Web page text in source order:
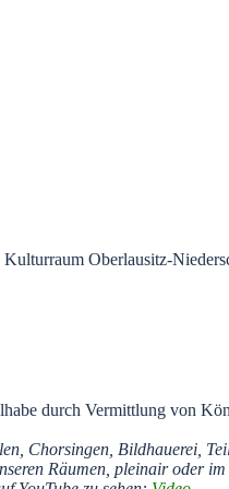
Oberlausitz-
durch Vermittlung von
Chorsingen, Bildhauerei,
Räumen, pleinair oder im